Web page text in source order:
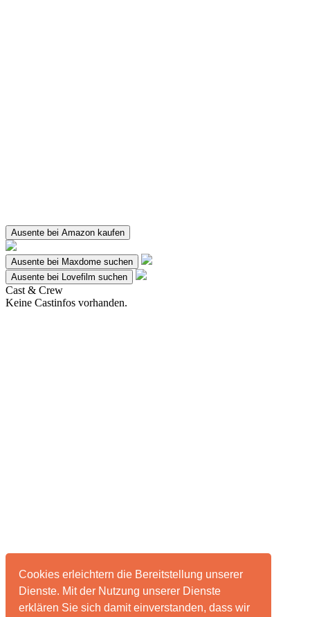
Cookies erleichtern die Bereitstellung unserer
Dienste. Mit der Nutzung unserer Dienste
erklären Sie sich damit einverstanden, dass wir
Ausente bei Amazon kaufen
Ausente bei Maxdome suchen
Ausente bei Lovefilm suchen
Cast & Crew
Keine Castinfos vorhanden.